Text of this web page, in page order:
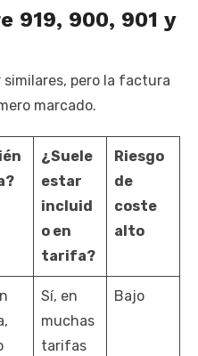
919, 900, 901 y
similares, pero la factura
marcado.
¿Suele
estar
incluid
o en
tarifa?
Riesgo
de
coste
alto
Sí, en
muchas
tarifas
Bajo